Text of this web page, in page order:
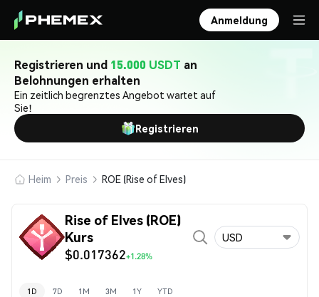
Anmeldung
Registrieren und 15.000 USDT an
Belohnungen erhalten
Ein zeitlich begrenztes Angebot wartet auf
Sie!
Registrieren
Heim Preis ROE (Rise of Elves)
Rise of Elves (ROE)
Kurs
$0.017362+1.28%
USD
1D 7D 1M 3M 1Y YTD